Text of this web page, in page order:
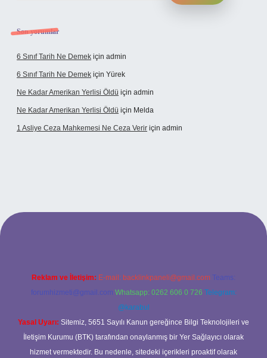
Son yorumlar
6 Sınıf Tarih Ne Demek için admin
6 Sınıf Tarih Ne Demek için Yürek
Ne Kadar Amerikan Yerlisi Öldü için admin
Ne Kadar Amerikan Yerlisi Öldü için Melda
1 Asliye Ceza Mahkemesi Ne Ceza Verir için admin
Reklam ve İletişim: E-mail: backlinkpaneli@gmail.com Teams:
forumhizmeti@gmail.com Whatsapp: 0262 606 0 726 Telegram:
@karabul
Yasal Uyarı: Sitemiz, 5651 Sayılı Kanun gereğince Bilgi Teknolojileri ve
İletişim Kurumu (BTK) tarafından onaylanmış bir Yer Sağlayıcı olarak
hizmet vermektedir. Bu nedenle, sitedeki içerikleri proaktif olarak